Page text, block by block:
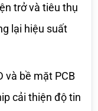
trở và tiêu thụ
lại hiệu suất
và bề mặt PCB
cải thiện độ tin